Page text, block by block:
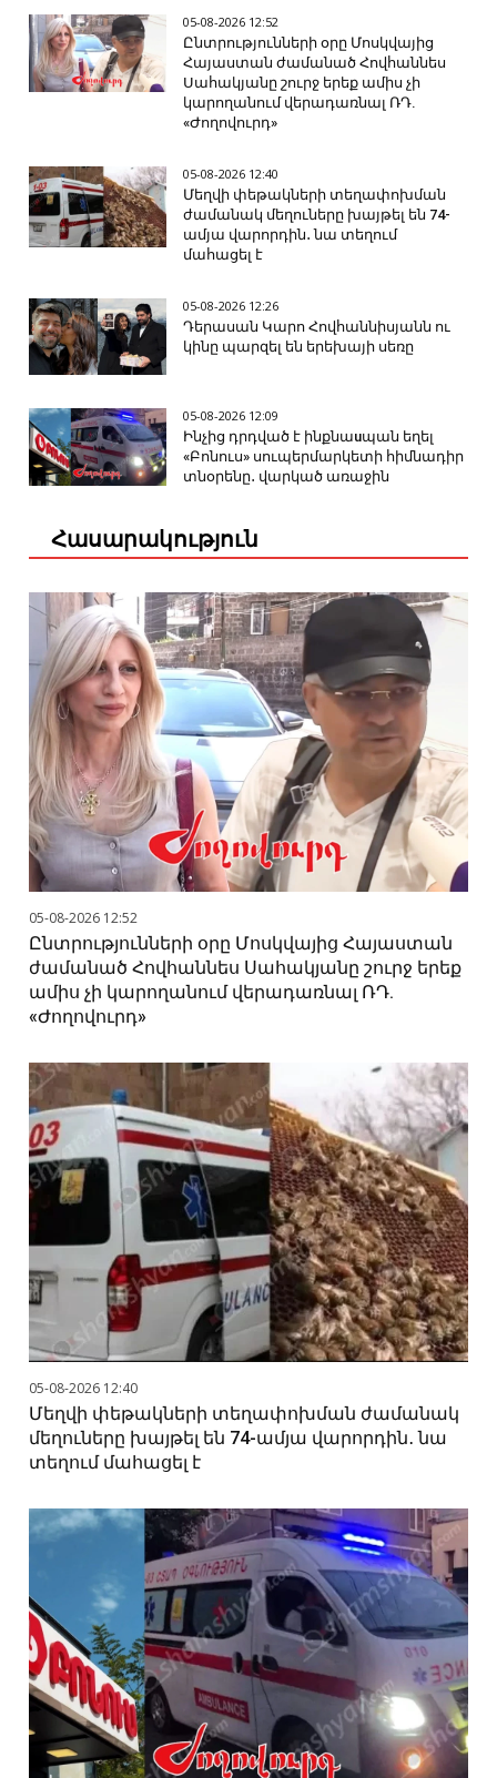
05-08-2026 12:52
Ընտրությունների օրը Մոսկվայից
Հայաստան ժամանած Հովհաննես
Սահակյանը շուրջ երեք ամիս չի
կարողանում վերադառնալ ՌԴ.
«Ժողովուրդ»
05-08-2026 12:40
Մեղվի փեթակների տեղափոխման
ժամանակ մեղուները խայթել են 74-
ամյա վարորդին․ նա տեղում
մահացել է
05-08-2026 12:26
Դերասան Կարո Հովհաննիսյանն ու
կինը պարզել են երեխայի սեռը
05-08-2026 12:09
Ինչից դրդված է ինքնաuպան եղել
«Բոնուս» սուպերմարկետի հիմնադիր
տնօրենը․ վարկած առաջին
Հասարակություն
05-08-2026 12:52
Ընտրությունների օրը Մոսկվայից Հայաստան
ժամանած Հովհաննես Սահակյանը շուրջ երեք
ամիս չի կարողանում վերադառնալ ՌԴ.
«Ժողովուրդ»
05-08-2026 12:40
Մեղվի փեթակների տեղափոխման ժամանակ
մեղուները խայթել են 74-ամյա վարորդին․ նա
տեղում մահացել է